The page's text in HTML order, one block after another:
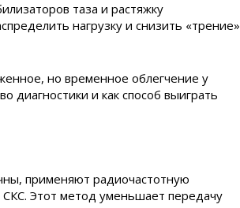
таза и растяжку
нагрузку и снизить «трение»
но временное облегчение у
диагностики и как способ выиграть
применяют радиочастотную
Этот метод уменьшает передачу